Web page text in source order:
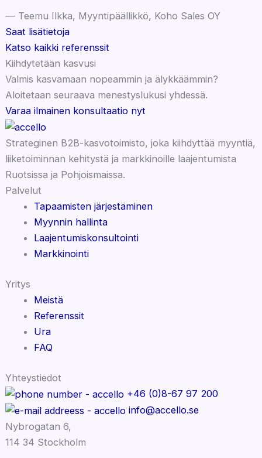
— Teemu Ilkka, Myyntipäällikkö, Koho Sales OY
Saat lisätietoja
Katso kaikki referenssit
Kiihdytetään kasvusi
Valmis kasvamaan nopeammin ja älykkäämmin?
Aloitetaan seuraava menestyslukusi yhdessä.
Varaa ilmainen konsultaatio nyt
Strateginen B2B-kasvotoimisto, joka kiihdyttää myyntiä,
liiketoiminnan kehitystä ja markkinoille laajentumista
Ruotsissa ja Pohjoismaissa.
Palvelut
Tapaamisten järjestäminen
Myynnin hallinta
Laajentumiskonsultointi
Markkinointi
Yritys
Meistä
Referenssit
Ura
FAQ
Yhteystiedot
+46 (0)8-67 97 200
info@accello.se
Nybrogatan 6,
114 34 Stockholm